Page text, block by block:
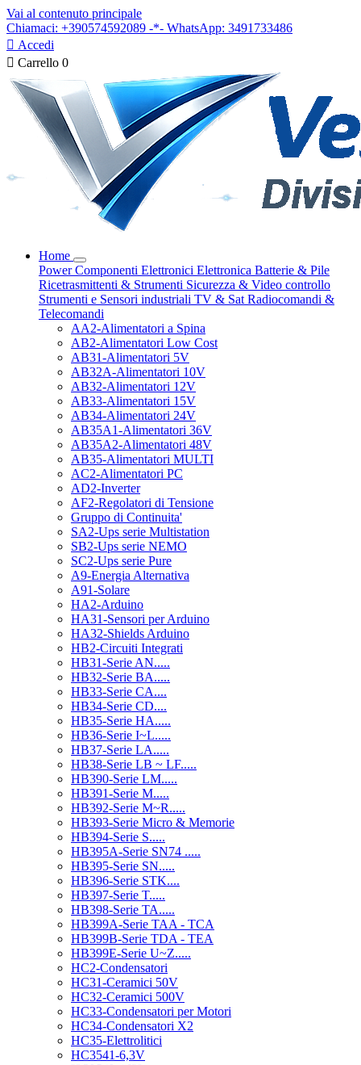
Vai al contenuto principale
Chiamaci: +390574592089 -*- WhatsApp: 3491733486
 Accedi
 Carrello 0
Home
PowerComponenti Elettronici Elettronica Batterie & Pile
Ricetrasmittenti & Strumenti Sicurezza & Video controllo
Strumenti e Sensori industriali TV & Sat Radiocomandi &
Telecomandi
AA2-Alimentatori a Spina
AB2-Alimentatori Low Cost
AB31-Alimentatori 5V
AB32A-Alimentatori 10V
AB32-Alimentatori 12V
AB33-Alimentatori 15V
AB34-Alimentatori 24V
AB35A1-Alimentatori 36V
AB35A2-Alimentatori 48V
AB35-Alimentatori MULTI
AC2-Alimentatori PC
AD2-Inverter
AF2-Regolatori di Tensione
Gruppo di Continuita'
SA2-Ups serie Multistation
SB2-Ups serie NEMO
SC2-Ups serie Pure
A9-Energia Alternativa
A91-Solare
HA2-Arduino
HA31-Sensori per Arduino
HA32-Shields Arduino
HB2-Circuiti Integrati
HB31-Serie AN.....
HB32-Serie BA.....
HB33-Serie CA....
HB34-Serie CD....
HB35-Serie HA.....
HB36-Serie I~L.....
HB37-Serie LA.....
HB38-Serie LB ~ LF.....
HB390-Serie LM.....
HB391-Serie M.....
HB392-Serie M~R.....
HB393-Serie Micro & Memorie
HB394-Serie S.....
HB395A-Serie SN74 .....
HB395-Serie SN.....
HB396-Serie STK....
HB397-Serie T.....
HB398-Serie TA.....
HB399A-Serie TAA - TCA
HB399B-Serie TDA - TEA
HB399E-Serie U~Z.....
HC2-Condensatori
HC31-Ceramici 50V
HC32-Ceramici 500V
HC33-Condensatori per Motori
HC34-Condensatori X2
HC35-Elettrolitici
HC3541-6,3V